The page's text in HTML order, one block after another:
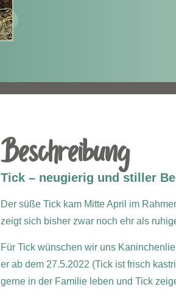
Beschreibung
Tick – neugierig und stiller
Der süße Tick kam Mitte April im
zeigt sich bisher zwar noch ehr als
Für Tick wünschen wir uns
er ab dem 27.5.2022 (Tick ist frisch
gerne in der Familie leben und Tick